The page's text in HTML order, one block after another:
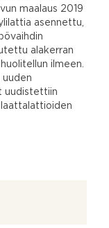
maalaus 2019
asennettu,
alakerran
ilmeen.
uuden
uudistettiin